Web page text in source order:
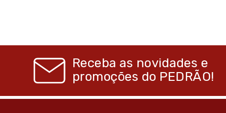
Receba as novidades e
promoções do PEDRÃO!